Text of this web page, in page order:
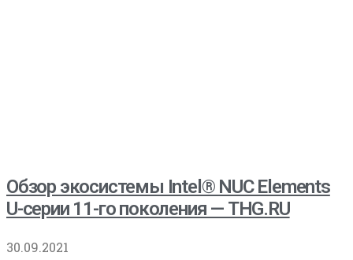
Обзор экосистемы Intel® NUC Elements
U-серии 11-го поколения — THG.RU
30.09.2021